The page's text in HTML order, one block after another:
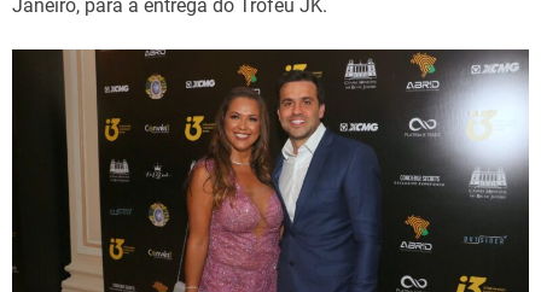
Janeiro, para a entrega do Troféu JK.